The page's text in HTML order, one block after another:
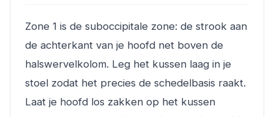
Zone 1 is de suboccipitale zone: de strook aan
de achterkant van je hoofd net boven de
halswervelkolom. Leg het kussen laag in je
stoel zodat het precies de schedelbasis raakt.
Laat je hoofd los zakken op het kussen